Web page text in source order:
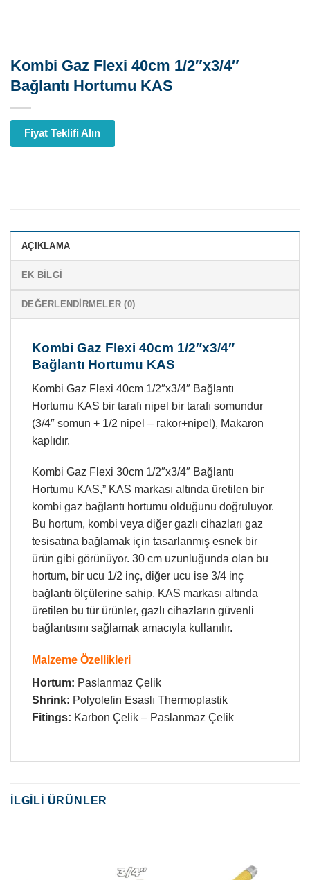
Kombi Gaz Flexi 40cm 1/2″x3/4″
Bağlantı Hortumu KAS
Fiyat Teklifi Alın
AÇIKLAMA
EK BILGI
DEĞERLENDIRMELER (0)
Kombi Gaz Flexi 40cm 1/2″x3/4″
Bağlantı Hortumu KAS
Kombi Gaz Flexi 40cm 1/2″x3/4″ Bağlantı
Hortumu KAS bir tarafı nipel bir tarafı somundur
(3/4″ somun + 1/2 nipel – rakor+nipel), Makaron
kaplıdır.
Kombi Gaz Flexi 30cm 1/2″x3/4″ Bağlantı
Hortumu KAS,” KAS markası altında üretilen bir
kombi gaz bağlantı hortumu olduğunu doğruluyor.
Bu hortum, kombi veya diğer gazlı cihazları gaz
tesisatına bağlamak için tasarlanmış esnek bir
ürün gibi görünüyor. 30 cm uzunluğunda olan bu
hortum, bir ucu 1/2 inç, diğer ucu ise 3/4 inç
bağlantı ölçülerine sahip. KAS markası altında
üretilen bu tür ürünler, gazlı cihazların güvenli
bağlantısını sağlamak amacıyla kullanılır.
Malzeme Özellikleri
Hortum: Paslanmaz Çelik
Shrink: Polyolefin Esaslı Thermoplastik
Fitings: Karbon Çelik – Paslanmaz Çelik
İLGILI ÜRÜNLER